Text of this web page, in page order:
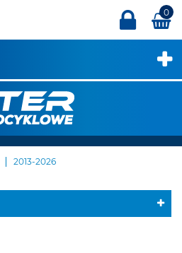
0
2013-2026